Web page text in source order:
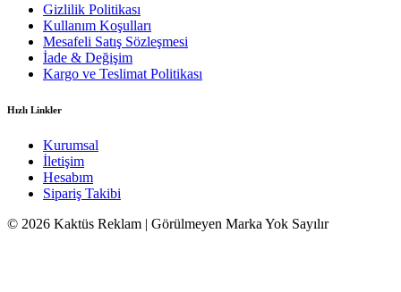
Gizlilik Politikası
Kullanım Koşulları
Mesafeli Satış Sözleşmesi
İade & Değişim
Kargo ve Teslimat Politikası
Hızlı Linkler
Kurumsal
İletişim
Hesabım
Sipariş Takibi
© 2026 Kaktüs Reklam | Görülmeyen Marka Yok Sayılır